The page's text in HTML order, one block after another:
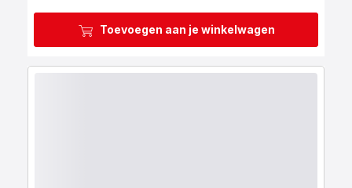
Toevoegen aan je winkelwagen